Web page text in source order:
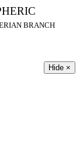
BRANCH
Hide ×